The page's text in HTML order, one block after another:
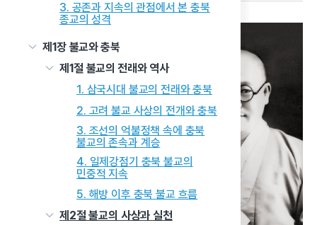
3. 공존과 지속의 관점에서 본 충북
종교의 성격
제1장 불교와 충북
제1절 불교의 전래와 역사
1. 삼국시대 불교의 전래와 충북
2. 고려 불교 사상의 전개와 충북
3. 조선의 억불정책 속에 충북
불교의 존속과 계승
4. 일제강점기 충북 불교의
민중적 지속
5. 해방 이후 충북 불교 흐름
제2절 불교의 사상과 실천
소태산 박중빈(少太山 朴重彬,
1891~1943) 대종사의 대각
(大覺)으로부터 시작된 종교로,
개교 100년을 지나 새로운
100년을 향해 나아가고 있다.
오늘날 원불교는 한국을
대표하는 종교의 하나로
성장했고, 국내 13개 교구와
500여 개의 교당, 해외에는 5개
교구와 65개 교당에서 소태산의
가르침을 전하고 있다.